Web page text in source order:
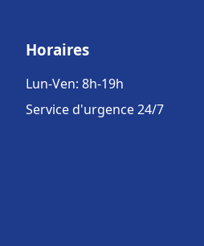
Horaires
Lun-Ven: 8h-19h
Service d'urgence 24/7